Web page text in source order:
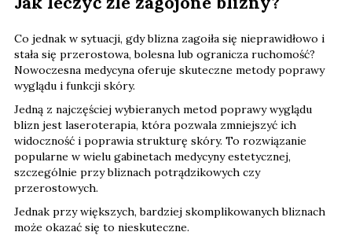
Co jednak w sytuacji, gdy blizna zagoiła się nieprawidłowo i
stała się przerostowa, bolesna lub ogranicza ruchomość?
Nowoczesna medycyna oferuje skuteczne metody poprawy
wyglądu i funkcji skóry.
Jedną z najczęściej wybieranych metod poprawy wyglądu
blizn jest laseroterapia, która pozwala zmniejszyć ich
widoczność i poprawia strukturę skóry. To rozwiązanie
popularne w wielu gabinetach medycyny estetycznej,
szczególnie przy bliznach potrądzikowych czy
przerostowych.
Jednak przy większych, bardziej skomplikowanych bliznach
może okazać się to nieskuteczne.